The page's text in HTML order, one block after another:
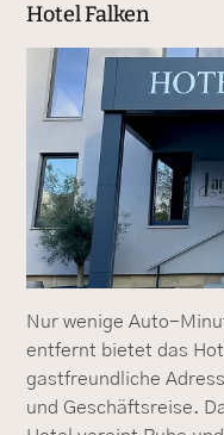
Hotel Falken
Nur wenige Auto-
entfernt bietet das
gastfreundliche
und Geschäftsreise.